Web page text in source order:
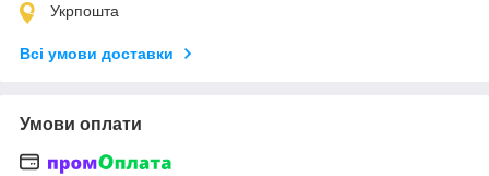
Укрпошта
Всі умови доставки
Умови оплати